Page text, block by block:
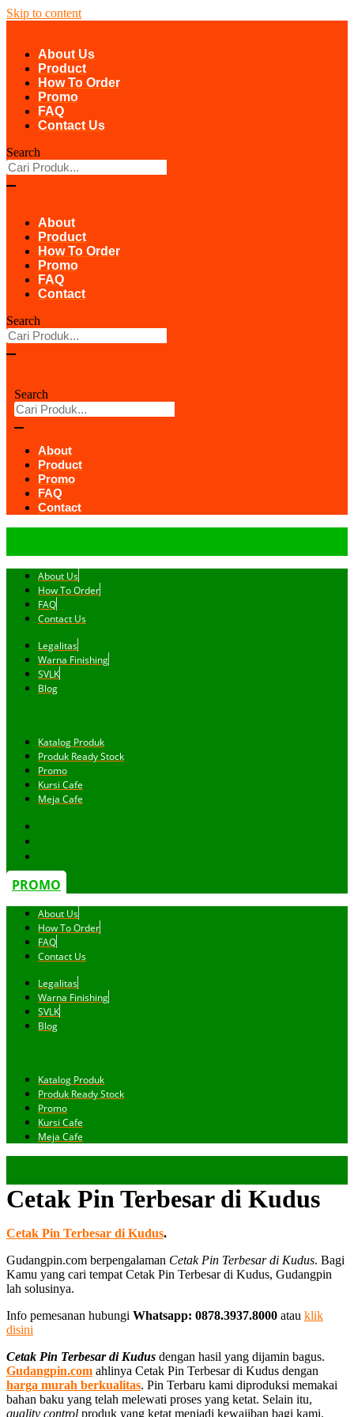
Skip to content
About Us
Product
How To Order
Promo
FAQ
Contact Us
Search
About
Product
How To Order
Promo
FAQ
Contact
Search
Search
About
Product
Promo
FAQ
Contact
About Us
How To Order
FAQ
Contact Us
Legalitas
Warna Finishing
SVLK
Blog
Katalog Produk
Produk Ready Stock
Promo
Kursi Cafe
Meja Cafe
PROMO
About Us
How To Order
FAQ
Contact Us
Legalitas
Warna Finishing
SVLK
Blog
Katalog Produk
Produk Ready Stock
Promo
Kursi Cafe
Meja Cafe
Cetak Pin Terbesar di Kudus
Cetak Pin Terbesar di Kudus.
Gudangpin.com berpengalaman Cetak Pin Terbesar di Kudus. Bagi
Kamu yang cari tempat Cetak Pin Terbesar di Kudus, Gudangpin
lah solusinya.
Info pemesanan hubungi Whatsapp: 0878.3937.8000 atau klik
disini
Cetak Pin Terbesar di Kudus dengan hasil yang dijamin bagus.
Gudangpin.com ahlinya Cetak Pin Terbesar di Kudus dengan
harga murah berkualitas. Pin Terbaru kami diproduksi memakai
bahan baku yang telah melewati proses yang ketat. Selain itu,
quality control produk yang ketat menjadi kewajiban bagi kami.